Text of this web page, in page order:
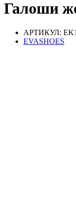
Галоши
АРТИКУЛ:
EVASHOES